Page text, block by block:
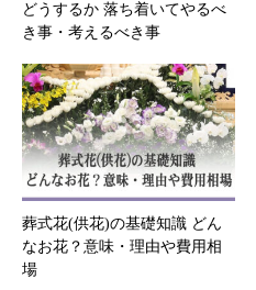
どうするか 落ち着いてやるべ
き事・考えるべき事
葬式花(供花)の基礎知識 どん
なお花？意味・理由や費用相
場